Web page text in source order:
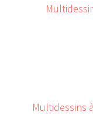
Multidessins